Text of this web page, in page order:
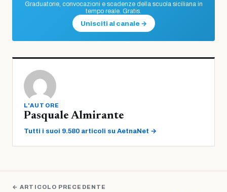
Graduatorie, convocazioni e scadenze della scuola siciliana in
tempo reale. Gratis.
Unisciti al canale →
L'AUTORE
Pasquale Almirante
Tutti i suoi 9.580 articoli su AetnaNet →
← ARTICOLO PRECEDENTE